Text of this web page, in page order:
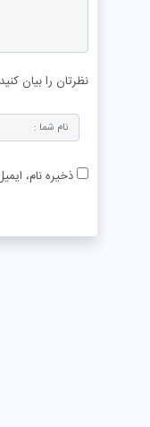
نظرتان را بیان کنید
ذخیره نام،